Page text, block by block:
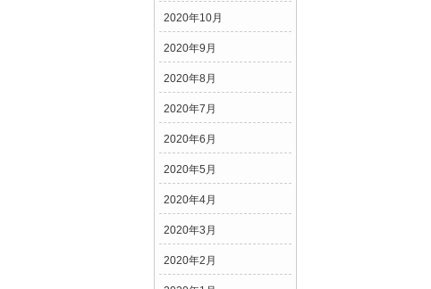
2020年10月
2020年9月
2020年8月
2020年7月
2020年6月
2020年5月
2020年4月
2020年3月
2020年2月